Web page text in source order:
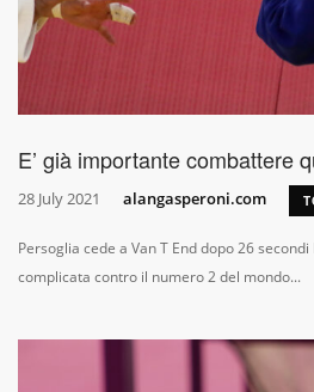
E’ già importante combattere
28 July 2021 alangasperoni.com
Persoglia cede a Van T End dopo 26
complicata contro il numero 2 del mondo...